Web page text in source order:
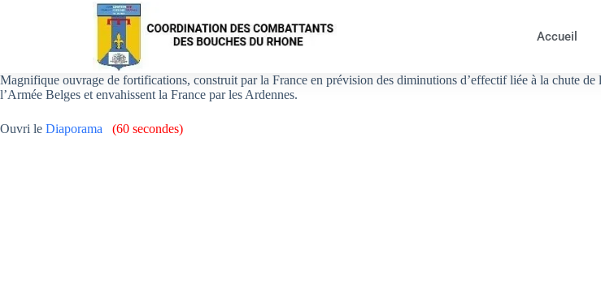
Accueil
Magnifique ouvrage de fortifications, construit par la France en prévision des diminutions d’effectif liée à la chute
l’Armée Belges et envahissent la France par les Ardennes.
Ouvri le Diaporama (60 secondes)